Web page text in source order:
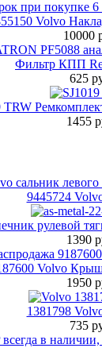
Volvo
10000
Фильтр КПП
625
TRW
1455
9445724
рулевой
1390
Volvo
1950
1381798
735